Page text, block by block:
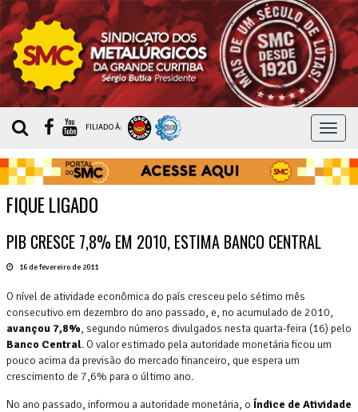
MENU
FILIADO À:
FIQUE LIGADO
PIB CRESCE 7,8% EM 2010, ESTIMA BANCO CENTRAL
16 de fevereiro de 2011
O nível de atividade econômica do país cresceu pelo sétimo mês
consecutivo em dezembro do ano passado, e, no acumulado de 2010,
avançou 7,8%, segundo números divulgados nesta quarta-feira (16) pelo
Banco Central. O valor estimado pela autoridade monetária ficou um
pouco acima da previsão do mercado financeiro, que espera um
crescimento de 7,6% para o último ano.
No ano passado, informou a autoridade monetária, o Índice de Atividade